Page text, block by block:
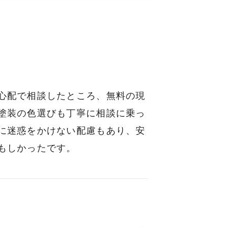
配で相談したところ、無料の現
装の色選びも丁寧に相談に乗っ
迷惑をかけない配慮もあり、安
かったです。